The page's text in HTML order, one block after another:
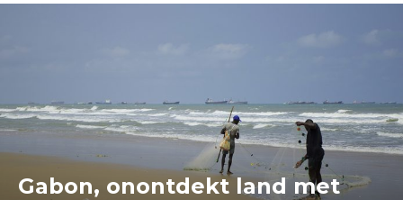
Gabon, onontdekt land met